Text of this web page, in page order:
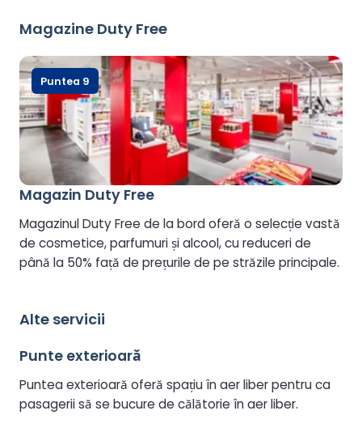
Magazine Duty Free
Magazin Duty Free
Magazinul Duty Free de la bord oferă o selecție vastă
de cosmetice, parfumuri și alcool, cu reduceri de
până la 50% față de prețurile de pe străzile principale.
Puntea 9
Alte servicii
Punte exterioară
Puntea exterioară oferă spațiu în aer liber pentru ca
pasagerii să se bucure de călătorie în aer liber.